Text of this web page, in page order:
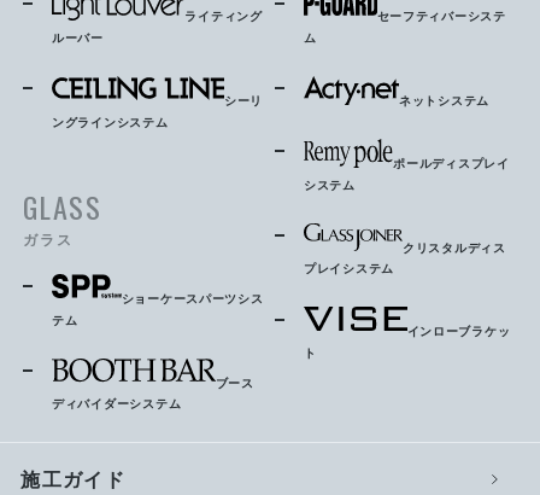
ライティング
ルーバー
シーリ
ングラインシステム
GLASS
ガラス
ショーケースパーツシス
テム
ブース
ディバイダーシステム
セーフティバーシステ
ム
ネットシステム
ポールディスプレイ
システム
クリスタルディス
プレイシステム
インローブラケッ
ト
施工ガイド